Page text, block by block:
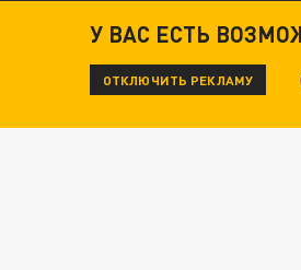
У ВАС ЕСТЬ
ОТКЛЮЧИТЬ РЕКЛАМУ